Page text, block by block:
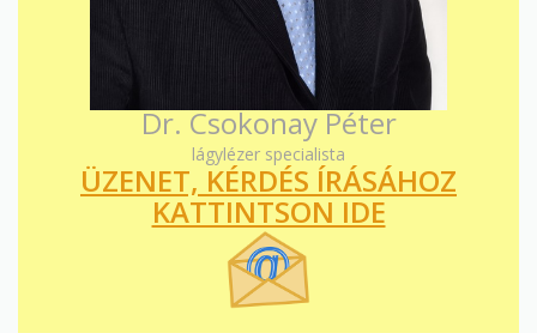
Dr. Csokonay Péter
lágylézer specialista
ÜZENET, KÉRDÉS ÍRÁSÁHOZ
KATTINTSON IDE